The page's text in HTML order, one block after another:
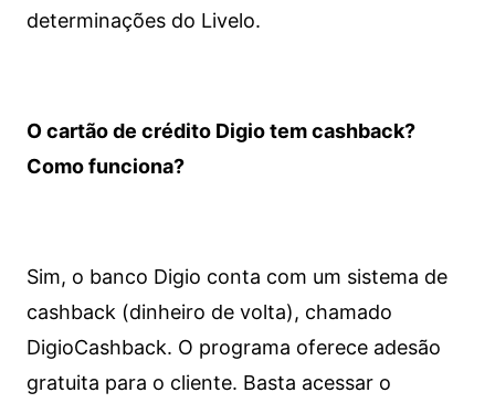
determinações do Livelo.
O cartão de crédito Digio tem cashback?
Como funciona?
Sim, o banco Digio conta com um sistema de
cashback (dinheiro de volta), chamado
DigioCashback. O programa oferece adesão
gratuita para o cliente. Basta acessar o